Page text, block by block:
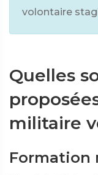
volontaire
Quelles
militaire
Formation